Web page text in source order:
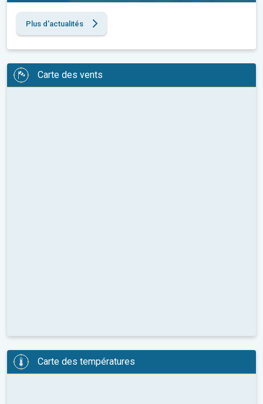
Plus d'actualités
Carte des vents
Carte des températures